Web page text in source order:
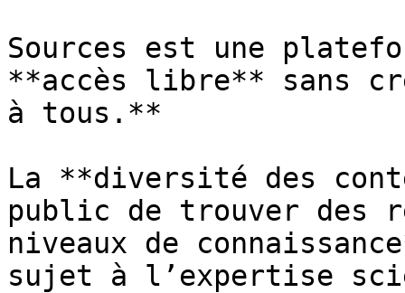
Sources est une
**accès libre** sans
à tous.**
La **diversité des
public de trouver des
niveaux de
sujet à l’expertise